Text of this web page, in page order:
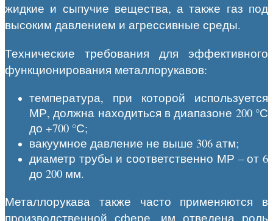
жидкие и сыпучие вещества, а также газ под
высоким давлением и агрессивные среды.
Технические требования для эффективного
функционирования металлорукавов:
температура, при которой используется
МР, должна находиться в диапазоне 200 °С
до +700 °С;
вакуумное давление не выше 306 атм;
диаметр трубы и соответственно МР – от 6
до 200 мм.
Металлорукава также часто применяются в
производственной сфере, им отведена роль